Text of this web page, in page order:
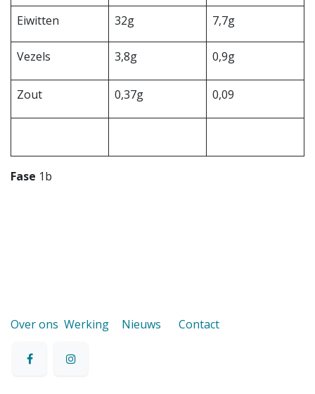
Eiwitten
32g 7,7g
Vezels 3,8g 0,9g
Zout 0,37g 0,09
Fase 1b
Over ons Werking Nieuws Contact